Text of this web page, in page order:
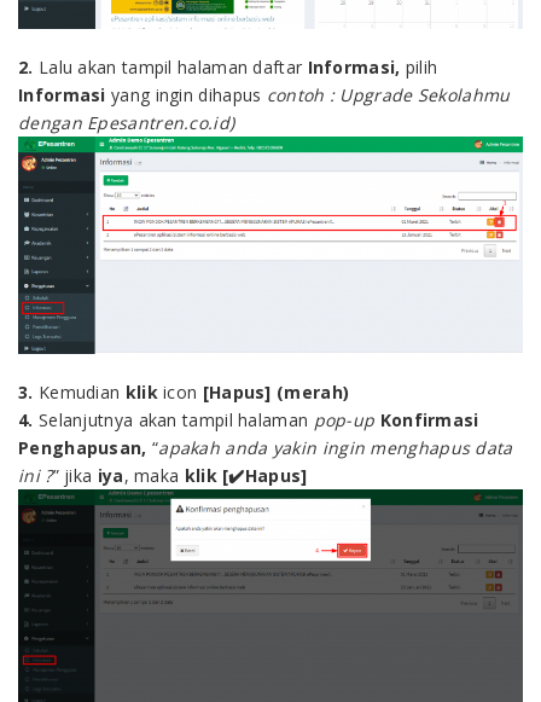
2. Lalu akan tampil halaman daftar Informasi, pilih
Informasi yang ingin dihapus contoh : Upgrade Sekolahmu
dengan Epesantren.co.id)
3. Kemudian klikicon [Hapus] (merah)
4. Selanjutnya akan tampil halaman pop-up Konfirmasi
Penghapusan, “apakah anda yakin ingin menghapus data
ini ?” jika iya, maka klik [✔️Hapus]